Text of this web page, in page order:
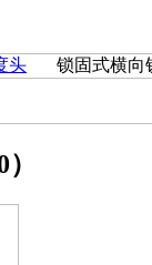
头 锁固式横向